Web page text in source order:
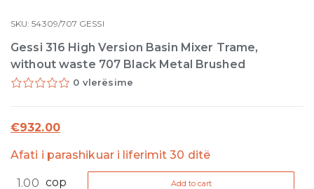
SKU:54309/707 GESSI
Gessi 316 High Version Basin Mixer Trame,
without waste 707 Black Metal Brushed
0 vlerësime
€932.00
Afati i parashikuar i liferimit 30 ditë
316
cop Add to cart